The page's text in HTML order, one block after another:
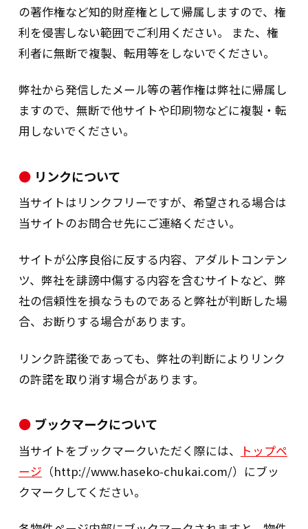
報酬、料金、契約金及び賞金に関する支払調書
作成事務に関する事項
特定個人情報の開示・訂正等・利用
停止・消去の取扱いについて
当社は、ご本人様から、特定個人情報に係
る保有個人データに関して、ご本人自身の
情報の開示を希望される場合には、お申し
した上で、合理的な期間及び範囲で回答し
ます。
2.訂正等の手続きについて
る保有個人データに関して、ご本人自身の
情報の内容について訂正、追加または削除
た方がご本人であることを確認した上で、
事実と異なる内容がある場合には、合理的
な期間及び範囲で情報の訂正、追加または
削除をします。
の著作権など知的財産権として帰属しますので、権
利を侵害しない範囲でご利用ください。 また、権
利者に無断で複製、転用等をしないでください。
弊社から発信したメール等の著作権は弊社に帰属し
ますので、無断で他サイトや印刷物などに複製・転
用しないでください。
リンクについて
当サイトはリンクフリーですが、希望される場合は
当サイトのお問合せ先にご連絡ください。
サイトが公序良俗に反する内容、アダルトコンテン
ツ、弊社を誹謗中傷する内容を含むサイトなど、弊
社の信頼性を損なうものであると弊社が判断した場
合、お断りする場合があります。
リンク許諾後であっても、弊社の判断によりリンク
の許諾を取り消す場合があります。
ブックマークについて
当サイトをブックマークいただく際には、
トップペ
ージ （http://www.haseko-chukai.com/）にブッ
クマークしてください。